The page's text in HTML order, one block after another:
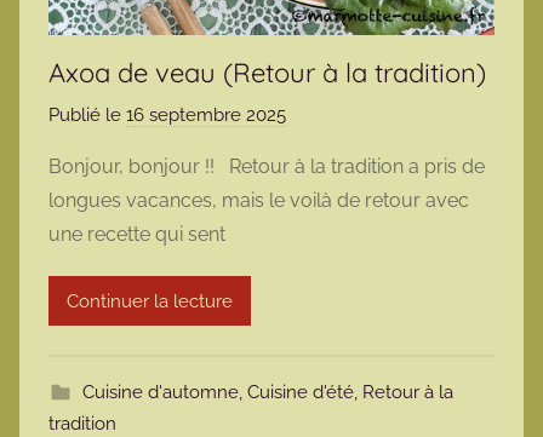
Axoa de veau (Retour à la tradition)
Publié le 16 septembre 2025
m
t
Bonjour, bonjour !! Retour à la tradition a pris de
longues vacances, mais le voilà de retour avec
une recette qui sent
Continuer la lecture
Cuisine d'automne, Cuisine d'été, Retour à la
tradition